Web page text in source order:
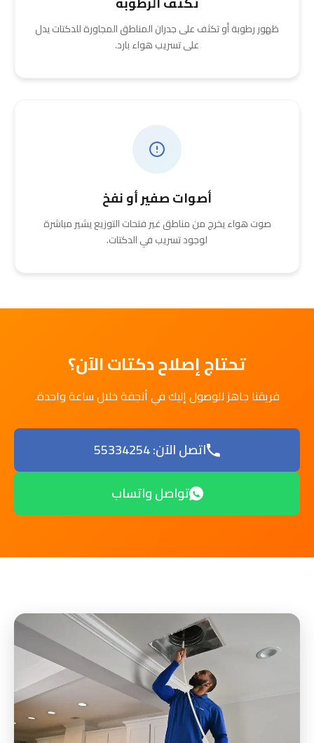
ظهور رطوبة أو تكثف على جدران المناطق المجاورة للدكتات يدل
على تسريب هواء بارد.
أصوات صفير أو نفخ
صوت هواء يخرج من مناطق غير فتحات التوزيع يشير مباشرة
لوجود تسريب في الدكتات.
تحتاج إصلاح دكتات الآن؟
فريقنا جاهز للوصول إليك في أنجفة خلال ساعة واحدة.
اتصل الآن: 55334254
تواصل واتساب